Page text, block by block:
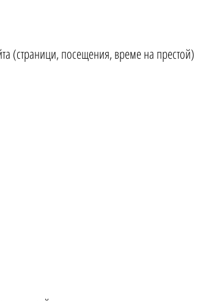
(страници, посещения, време на престой)